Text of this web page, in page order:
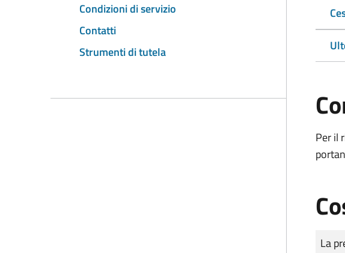
Condizioni di servizio
Contatti
Strumenti di tutela
Per il
Tipo
La